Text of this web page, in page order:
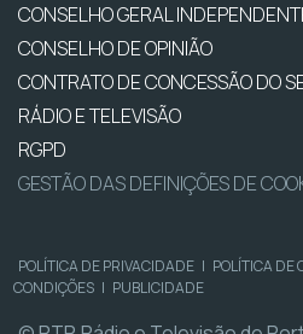
CONSELHO GERAL
CONSELHO DE OPINIÃO
CONTRATO DE CONCESSÃO DO
RÁDIO E TELEVISÃO
RGPD
GESTÃO DAS DEFINIÇÕES DE
POLÍTICA DE PRIVACIDADE | POLÍTICA DE
CONDIÇÕES | PUBLICIDADE